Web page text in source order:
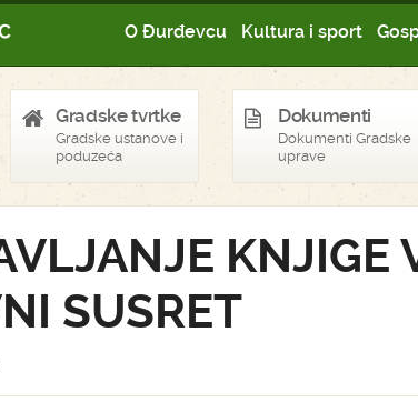
O Đurđevcu Kultura i sport
Gradske tvrtke
Gradske ustanove i
poduzeća
Dokumenti
Dokumenti Gradske
uprave
KNJIGE
SUSRET